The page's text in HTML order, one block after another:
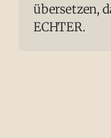
übersetzen,
ECHTER.